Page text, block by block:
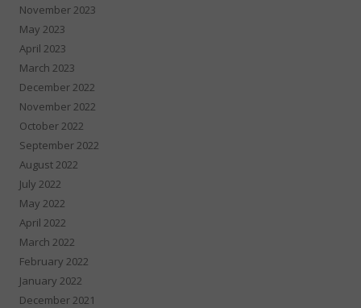
November 2023
May 2023
April 2023
March 2023
December 2022
November 2022
October 2022
September 2022
August 2022
July 2022
May 2022
April 2022
March 2022
February 2022
January 2022
December 2021